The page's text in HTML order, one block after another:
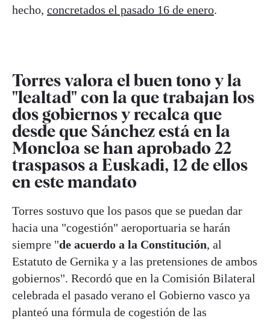
hecho, concretados el pasado 16 de enero.
Torres valora el buen tono y la
"lealtad" con la que trabajan los
dos gobiernos y recalca que
desde que Sánchez está en la
Moncloa se han aprobado 22
traspasos a Euskadi, 12 de ellos
en este mandato
Torres sostuvo que los pasos que se puedan dar
hacia una "cogestión" aeroportuaria se harán
siempre "de acuerdo a la Constitución, al
Estatuto de Gernika y a las pretensiones de ambos
gobiernos". Recordó que en la Comisión Bilateral
celebrada el pasado verano el Gobierno vasco ya
planteó una fórmula de cogestión de las